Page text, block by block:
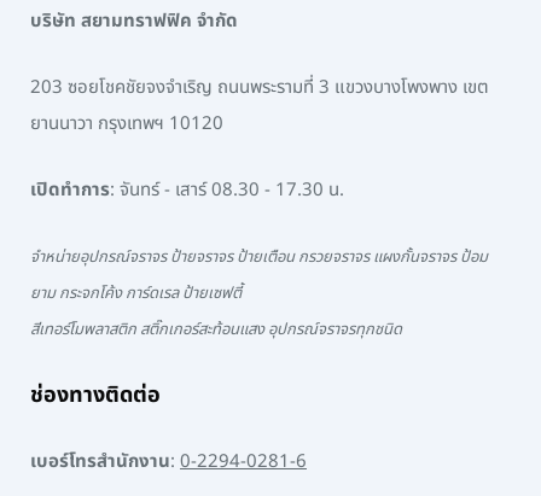
บริษัท สยามทราฟฟิค จำกัด
203 ซอยโชคชัยจงจำเริญ ถนนพระรามที่ 3 แขวงบางโพงพาง เขต
ยานนาวา กรุงเทพฯ 10120
เปิดทำการ: จันทร์ - เสาร์ 08.30 - 17.30 น.
จำหน่ายอุปกรณ์จราจร ป้ายจราจร ป้ายเตือน กรวยจราจร แผงกั้นจราจร ป้อม
ยาม กระจกโค้ง การ์ดเรล ป้ายเซฟตี้
สีเทอร์โมพลาสติก สติ๊กเกอร์สะท้อนแสง อุปกรณ์จราจรทุกชนิด
ช่องทางติดต่อ
เบอร์โทรสำนักงาน: 0-2294-0281-6